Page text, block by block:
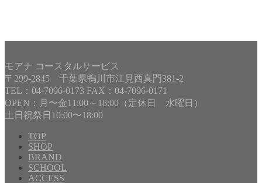
モアナ コースタルサービス
〒299-2845 千葉県鴨川市江見西真門381-2
TEL：04-7096-0173 FAX：04-7096-0171
OPEN：月〜金11:00～18:00（定休日 水曜日）
土日祝祭日10:00〜18:00
TOP
SHOP
BRAND
SCHOOL
ACCESS
Copyright©MOANA COASTAL SERVICE
Reserved.